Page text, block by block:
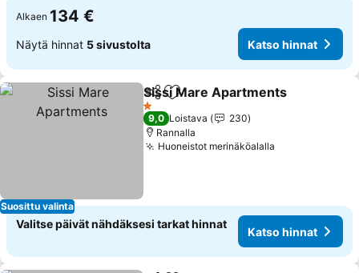
Alkaen 134 €
Näytä hinnat 5 sivustolta Katso hinnat
Suosittu valinta
Jaa Lisää suosikkeihin
Sissi Mare Apartments
1 Tähtiluokitus
9,0 Loistava
230
Rannalla
Huoneistot merinäköalalla
Valitse päivät nähdäksesi tarkat hinnat
Katso hinnat